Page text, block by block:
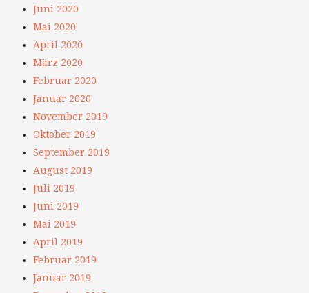
Juni 2020
Mai 2020
April 2020
März 2020
Februar 2020
Januar 2020
November 2019
Oktober 2019
September 2019
August 2019
Juli 2019
Juni 2019
Mai 2019
April 2019
Februar 2019
Januar 2019